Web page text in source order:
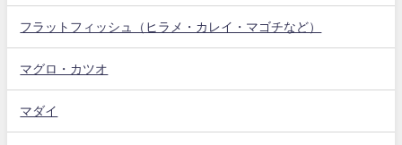
フラットフィッシュ（ヒラメ・カレイ・マゴチなど）
マグロ・カツオ
マダイ